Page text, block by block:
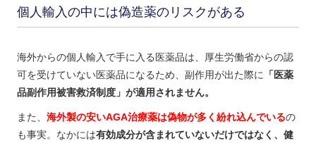
個人輸入の中には偽造薬のリスクがある
海外からの個人輸入で手に入る医薬品は、厚生労働省からの認
可を受けていない医薬品になるため、副作用が出た際に 「医薬
品副作用被害救済制度」が適用されません。
また、 海外製の安いAGA治療薬は偽物が多く紛れ込んでいるの
も事実。なかには有効成分が含まれていないだけではなく、健